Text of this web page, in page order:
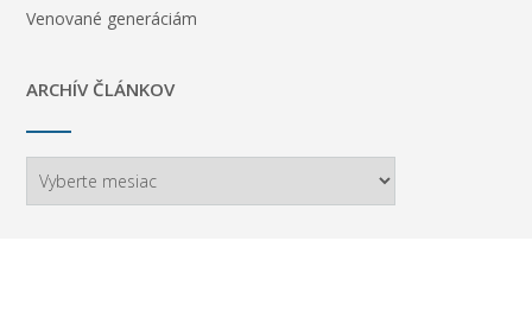
Venované generáciám
ARCHÍV ČLÁNKOV
ČLÁNKOV